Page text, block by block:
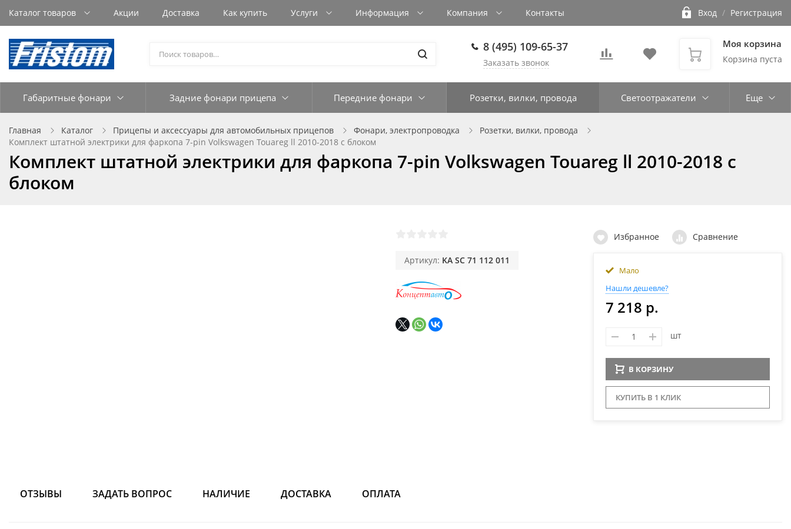
Каталог товаров Акции Доставка Как купить Услуги Информация Компания Контакты Вход / Регистрация
8 (495) 109-65-37
Заказать звонок
Моя корзина
Корзина пуста
Габаритные фонари Задние фонари прицепа Передние фонари Розетки, вилки, провода Светоотражатели Еще
Главная Каталог Прицепы и аксессуары для автомобильных прицепов Фонари, электропроводка
Розетки, вилки, провода
Комплект штатной электрики для фаркопа 7-pin Volkswagen Touareg ll 2010-2018 с блоком
Комплект штатной электрики для фаркопа 7-pin Volkswagen Touareg ll 2010-2018 с
блоком
Артикул: KA SC 71 112 011
Избранное Сравнение
Мало
Нашли дешевле?
7 218 р.
шт
В КОРЗИНУ
КУПИТЬ В 1 КЛИК
ОТЗЫВЫ ЗАДАТЬ ВОПРОС НАЛИЧИЕ ДОСТАВКА ОПЛАТА